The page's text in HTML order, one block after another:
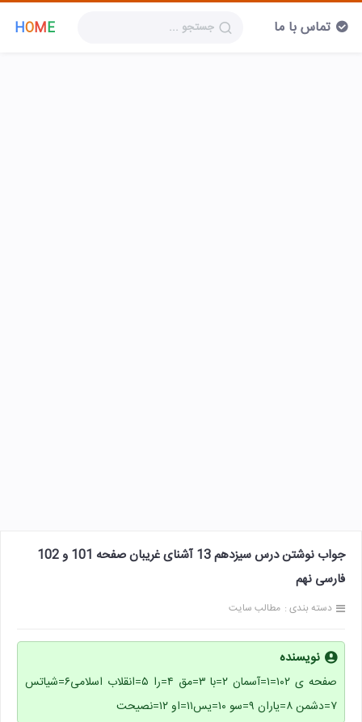
HOME تماس با ما
جواب نوشتن درس سیزدهم 13 آشنای غریبان صفحه 101 و 102
فارسی نهم
دسته بندی : مطالب سایت
نویسنده
صفحه ی ۱۰۲=۱=آسمان ۲=با ۳=مق ۴=را ۵=انقلاب اسلامی۶=شیاتس
۷=دشمن ۸=یاران ۹=سو ۱۰=یس۱۱=او ۱۲=نصیحت